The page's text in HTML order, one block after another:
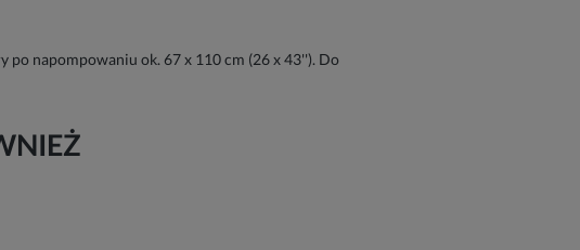
napompowaniu ok. 67 x 110 cm (26 x 43''). Do